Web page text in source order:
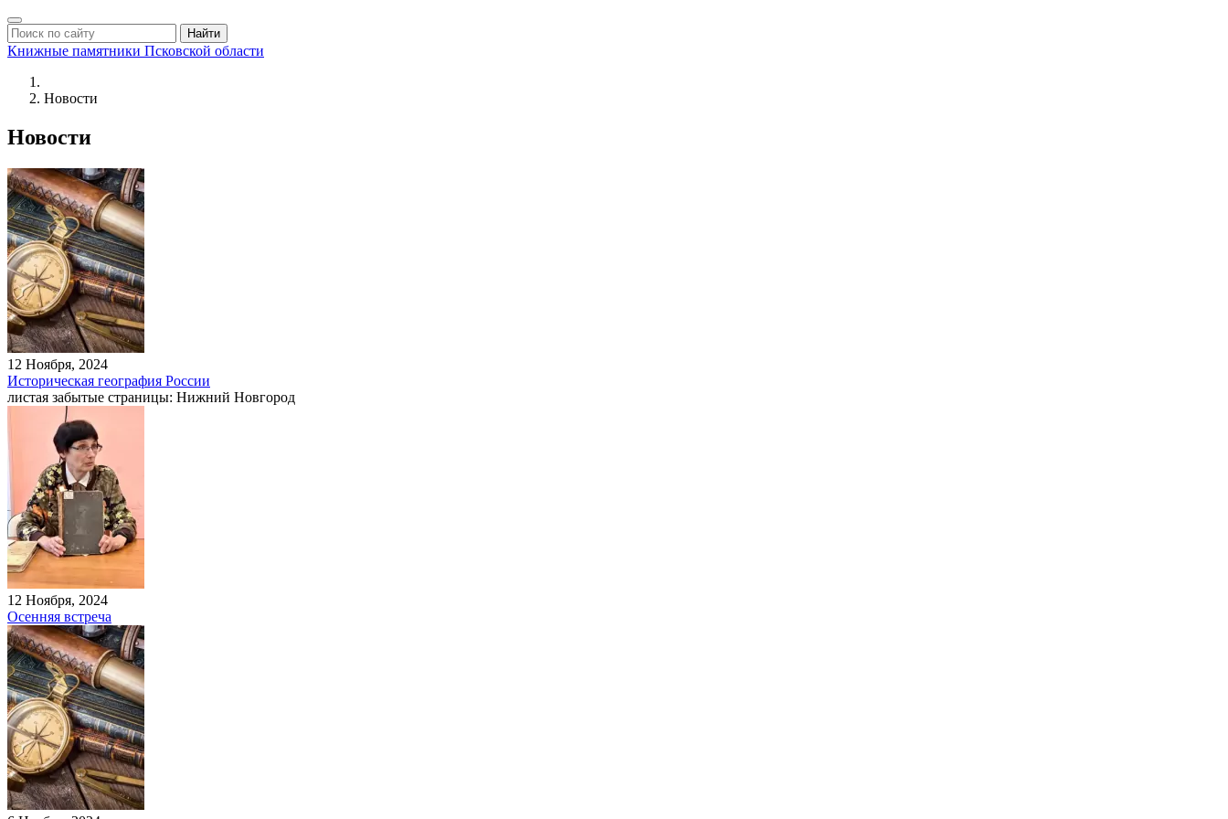
Найти
Книжные памятники Псковской области
Новости
Новости
12 Ноября, 2024
Историческая география России
листая забытые страницы: Нижний Новгород
12 Ноября, 2024
Осенняя встреча